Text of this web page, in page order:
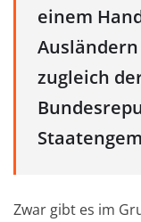
einem
zugleich
Zwar gibt es im